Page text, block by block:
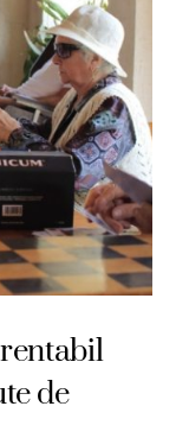
de